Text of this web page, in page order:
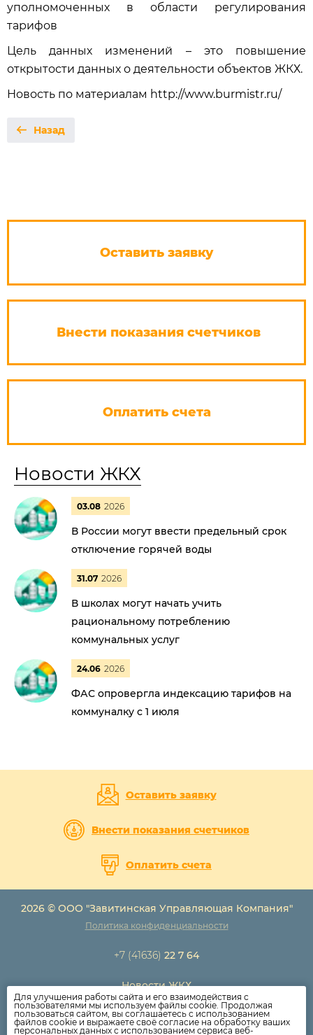
уполномоченных в области регулирования
тарифов
Цель данных изменений – это повышение
открытости данных о деятельности объектов ЖКХ.
Новость по материалам http://www.burmistr.ru/
Назад
Оставить заявку
Внести показания счетчиков
Оплатить счета
Новости ЖКХ
03.08 2026
В России могут ввести предельный срок
отключение горячей воды
31.07 2026
В школах могут начать учить
рациональному потреблению
коммунальных услуг
24.06 2026
ФАС опровергла индексацию тарифов на
коммуналку с 1 июля
Оставить заявку
Внести показания счетчиков
Оплатить счета
2026 © ООО "Завитинская Управляющая Компания"
Политика конфиденциальности
+7 (41636) 22 7 64
Новости ЖКХ
Новости компании
Как оплатить
Для улучшения работы сайта и его взаимодействия с
пользователями мы используем файлы cookie. Продолжая
пользоваться сайтом, вы соглашаетесь с использованием
файлов cookie и выражаете своё согласие на обработку ваших
персональных данных с использованием сервиса веб-